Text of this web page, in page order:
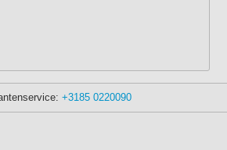
+3185 0220090